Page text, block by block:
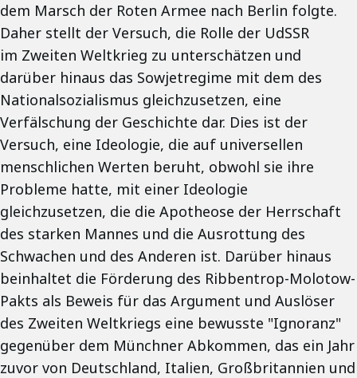
dem Marsch der Roten Armee nach Berlin folgte.
Daher stellt der Versuch, die Rolle der UdSSR
im Zweiten Weltkrieg zu unterschätzen und
darüber hinaus das Sowjetregime mit dem des
Nationalsozialismus gleichzusetzen, eine
Verfälschung der Geschichte dar. Dies ist der
Versuch, eine Ideologie, die auf universellen
menschlichen Werten beruht, obwohl sie ihre
Probleme hatte, mit einer Ideologie
gleichzusetzen, die die Apotheose der Herrschaft
des starken Mannes und die Ausrottung des
Schwachen und des Anderen ist. Darüber hinaus
beinhaltet die Förderung des Ribbentrop-Molotow-
Pakts als Beweis für das Argument und Auslöser
des Zweiten Weltkriegs eine bewusste "Ignoranz"
gegenüber dem Münchner Abkommen, das ein Jahr
zuvor von Deutschland, Italien, Großbritannien und